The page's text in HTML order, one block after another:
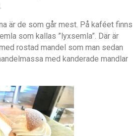
är de som går mest. På kaféet finns
som kallas ”lyxsemla”. Där är
rostad mandel som man sedan
med kanderade mandlar